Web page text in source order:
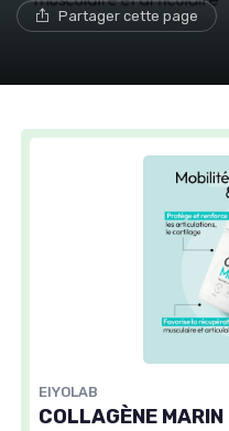
Partager cette page
EIYOLAB
COLLAGÈNE